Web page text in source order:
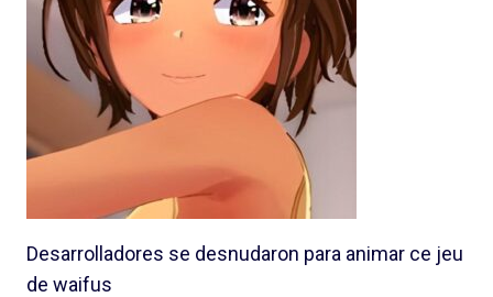
Desarrolladores se desnudaron para animar ce jeu
de waifus